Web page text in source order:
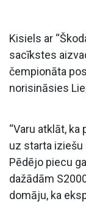
Kisiels ar
sacīkstes
čempionāta
norisināsies
“Varu atklāt,
uz starta iziešu
Pēdējo piecu
dažādām
domāju, ka